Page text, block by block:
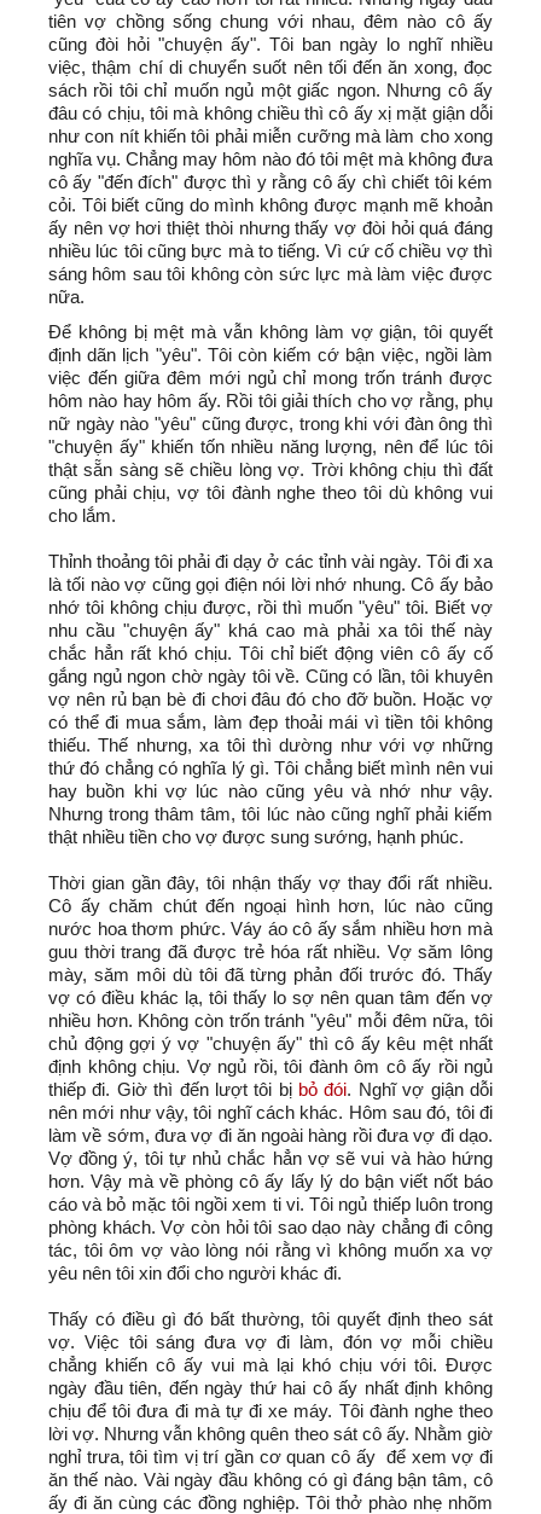
tiên vợ chồng sống chung với nhau, đêm nào cô ấy
cũng đòi hỏi "chuyện ấy". Tôi ban ngày lo nghĩ nhiều
việc, thậm chí di chuyển suốt nên tối đến ăn xong, đọc
sách rồi tôi chỉ muốn ngủ một giấc ngon. Nhưng cô ấy
đâu có chịu, tôi mà không chiều thì cô ấy xị mặt giận dỗi
như con nít khiến tôi phải miễn cưỡng mà làm cho xong
nghĩa vụ. Chẳng may hôm nào đó tôi mệt mà không đưa
cô ấy "đến đích" được thì y rằng cô ấy chì chiết tôi kém
cỏi. Tôi biết cũng do mình không được mạnh mẽ khoản
ấy nên vợ hơi thiệt thòi nhưng thấy vợ đòi hỏi quá đáng
nhiều lúc tôi cũng bực mà to tiếng. Vì cứ cố chiều vợ thì
sáng hôm sau tôi không còn sức lực mà làm việc được
nữa.
Để không bị mệt mà vẫn không làm vợ giận, tôi quyết
định dãn lịch "yêu". Tôi còn kiếm cớ bận việc, ngồi làm
việc đến giữa đêm mới ngủ chỉ mong trốn tránh được
hôm nào hay hôm ấy. Rồi tôi giải thích cho vợ rằng, phụ
nữ ngày nào "yêu" cũng được, trong khi với đàn ông thì
"chuyện ấy" khiến tốn nhiều năng lượng, nên để lúc tôi
thật sẵn sàng sẽ chiều lòng vợ. Trời không chịu thì đất
cũng phải chịu, vợ tôi đành nghe theo tôi dù không vui
cho lắm.
Thỉnh thoảng tôi phải đi dạy ở các tỉnh vài ngày. Tôi đi xa
là tối nào vợ cũng gọi điện nói lời nhớ nhung. Cô ấy bảo
nhớ tôi không chịu được, rồi thì muốn "yêu" tôi. Biết vợ
nhu cầu "chuyện ấy" khá cao mà phải xa tôi thế này
chắc hẳn rất khó chịu. Tôi chỉ biết động viên cô ấy cố
gắng ngủ ngon chờ ngày tôi về. Cũng có lần, tôi khuyên
vợ nên rủ bạn bè đi chơi đâu đó cho đỡ buồn. Hoặc vợ
có thể đi mua sắm, làm đẹp thoải mái vì tiền tôi không
thiếu. Thế nhưng, xa tôi thì dường như với vợ những
thứ đó chẳng có nghĩa lý gì. Tôi chẳng biết mình nên vui
hay buồn khi vợ lúc nào cũng yêu và nhớ như vậy.
Nhưng trong thâm tâm, tôi lúc nào cũng nghĩ phải kiếm
thật nhiều tiền cho vợ được sung sướng, hạnh phúc.
Thời gian gần đây, tôi nhận thấy vợ thay đổi rất nhiều.
Cô ấy chăm chút đến ngoại hình hơn, lúc nào cũng
nước hoa thơm phức. Váy áo cô ấy sắm nhiều hơn mà
guu thời trang đã được trẻ hóa rất nhiều. Vợ săm lông
mày, săm môi dù tôi đã từng phản đối trước đó. Thấy
vợ có điều khác lạ, tôi thấy lo sợ nên quan tâm đến vợ
nhiều hơn. Không còn trốn tránh "yêu" mỗi đêm nữa, tôi
chủ động gợi ý vợ "chuyện ấy" thì cô ấy kêu mệt nhất
định không chịu. Vợ ngủ rồi, tôi đành ôm cô ấy rồi ngủ
thiếp đi. Giờ thì đến lượt tôi bị bỏ đói. Nghĩ vợ giận dỗi
nên mới như vậy, tôi nghĩ cách khác. Hôm sau đó, tôi đi
làm về sớm, đưa vợ đi ăn ngoài hàng rồi đưa vợ đi dạo.
Vợ đồng ý, tôi tự nhủ chắc hẳn vợ sẽ vui và hào hứng
hơn. Vậy mà về phòng cô ấy lấy lý do bận viết nốt báo
cáo và bỏ mặc tôi ngồi xem ti vi. Tôi ngủ thiếp luôn trong
phòng khách. Vợ còn hỏi tôi sao dạo này chẳng đi công
tác, tôi ôm vợ vào lòng nói rằng vì không muốn xa vợ
yêu nên tôi xin đổi cho người khác đi.
Thấy có điều gì đó bất thường, tôi quyết định theo sát
vợ. Việc tôi sáng đưa vợ đi làm, đón vợ mỗi chiều
chẳng khiến cô ấy vui mà lại khó chịu với tôi. Được
ngày đầu tiên, đến ngày thứ hai cô ấy nhất định không
chịu để tôi đưa đi mà tự đi xe máy. Tôi đành nghe theo
lời vợ. Nhưng vẫn không quên theo sát cô ấy. Nhằm giờ
nghỉ trưa, tôi tìm vị trí gần cơ quan cô ấy để xem vợ đi
ăn thế nào. Vài ngày đầu không có gì đáng bận tâm, cô
ấy đi ăn cùng các đồng nghiệp. Tôi thở phào nhẹ nhõm